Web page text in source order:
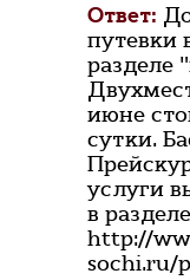
Ответ:
путевки
разделе
июне
сутки.
услуги
в
http://
sochi.ru/